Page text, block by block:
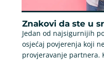
Znakovi da ste u
Jedan od najsigurnijih
osjećaj povjerenja koji
provjeravanje partnera.